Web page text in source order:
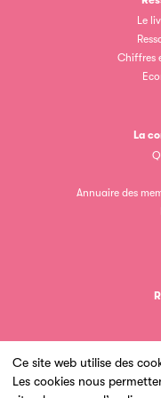
Ce site web utilise des
Les cookies nous
Le
Chiffres
La
Annuaire des
tous les acteurs de
Les petits champions
Le jeu de lecture à
enfants de CM1 et de